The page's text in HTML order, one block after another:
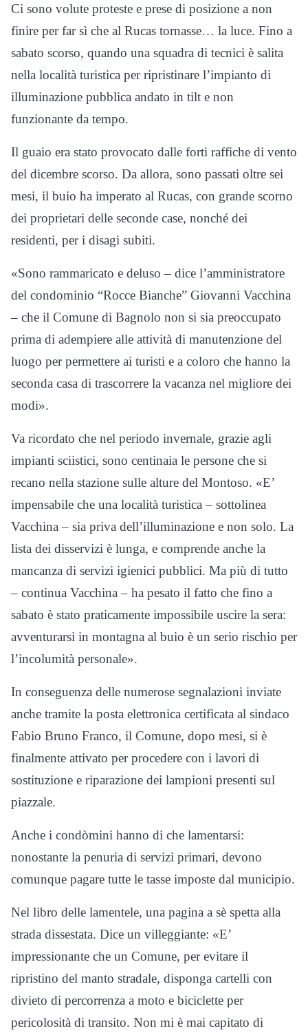
Ci sono volute proteste e prese di posizione a non
finire per far sì che al Rucas tornasse… la luce. Fino a
sabato scorso, quando una squadra di tecnici è salita
nella località turistica per ripristinare l’impianto di
illuminazione pubblica andato in tilt e non
funzionante da tempo.
Il guaio era stato provocato dalle forti raffiche di vento
del dicembre scorso. Da allora, sono passati oltre sei
mesi, il buio ha imperato al Rucas, con grande scorno
dei proprietari delle seconde case, nonché dei
residenti, per i disagi subiti.
«Sono rammaricato e deluso – dice l’amministratore
del condominio “Rocce Bianche” Giovanni Vacchina
– che il Comune di Bagnolo non si sia preoccupato
prima di adempiere alle attività di manutenzione del
luogo per permettere ai turisti e a coloro che hanno la
seconda casa di trascorrere la vacanza nel migliore dei
modi».
Va ricordato che nel periodo invernale, grazie agli
impianti sciistici, sono centinaia le persone che si
recano nella stazione sulle alture del Montoso. «E’
impensabile che una località turistica – sottolinea
Vacchina – sia priva dell’illuminazione e non solo. La
lista dei disservizi è lunga, e comprende anche la
mancanza di servizi igienici pubblici. Ma più di tutto
– continua Vacchina – ha pesato il fatto che fino a
sabato è stato praticamente impossibile uscire la sera:
avventurarsi in montagna al buio è un serio rischio per
l’incolumità personale».
In conseguenza delle numerose segnalazioni inviate
anche tramite la posta elettronica certificata al sindaco
Fabio Bruno Franco, il Comune, dopo mesi, si è
finalmente attivato per procedere con i lavori di
sostituzione e riparazione dei lampioni presenti sul
piazzale.
Anche i condòmini hanno di che lamentarsi:
nonostante la penuria di servizi primari, devono
comunque pagare tutte le tasse imposte dal municipio.
Nel libro delle lamentele, una pagina a sè spetta alla
strada dissestata. Dice un villeggiante: «E’
impressionante che un Comune, per evitare il
ripristino del manto stradale, disponga cartelli con
divieto di percorrenza a moto e biciclette per
pericolosità di transito. Non mi è mai capitato di